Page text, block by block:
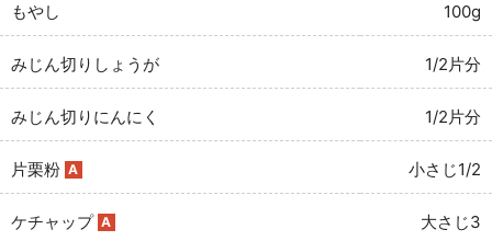
もやし 100g
みじん切りしょうが 1/2片分
みじん切りにんにく 1/2片分
片栗粉 A 小さじ1/2
ケチャップ A 大さじ3